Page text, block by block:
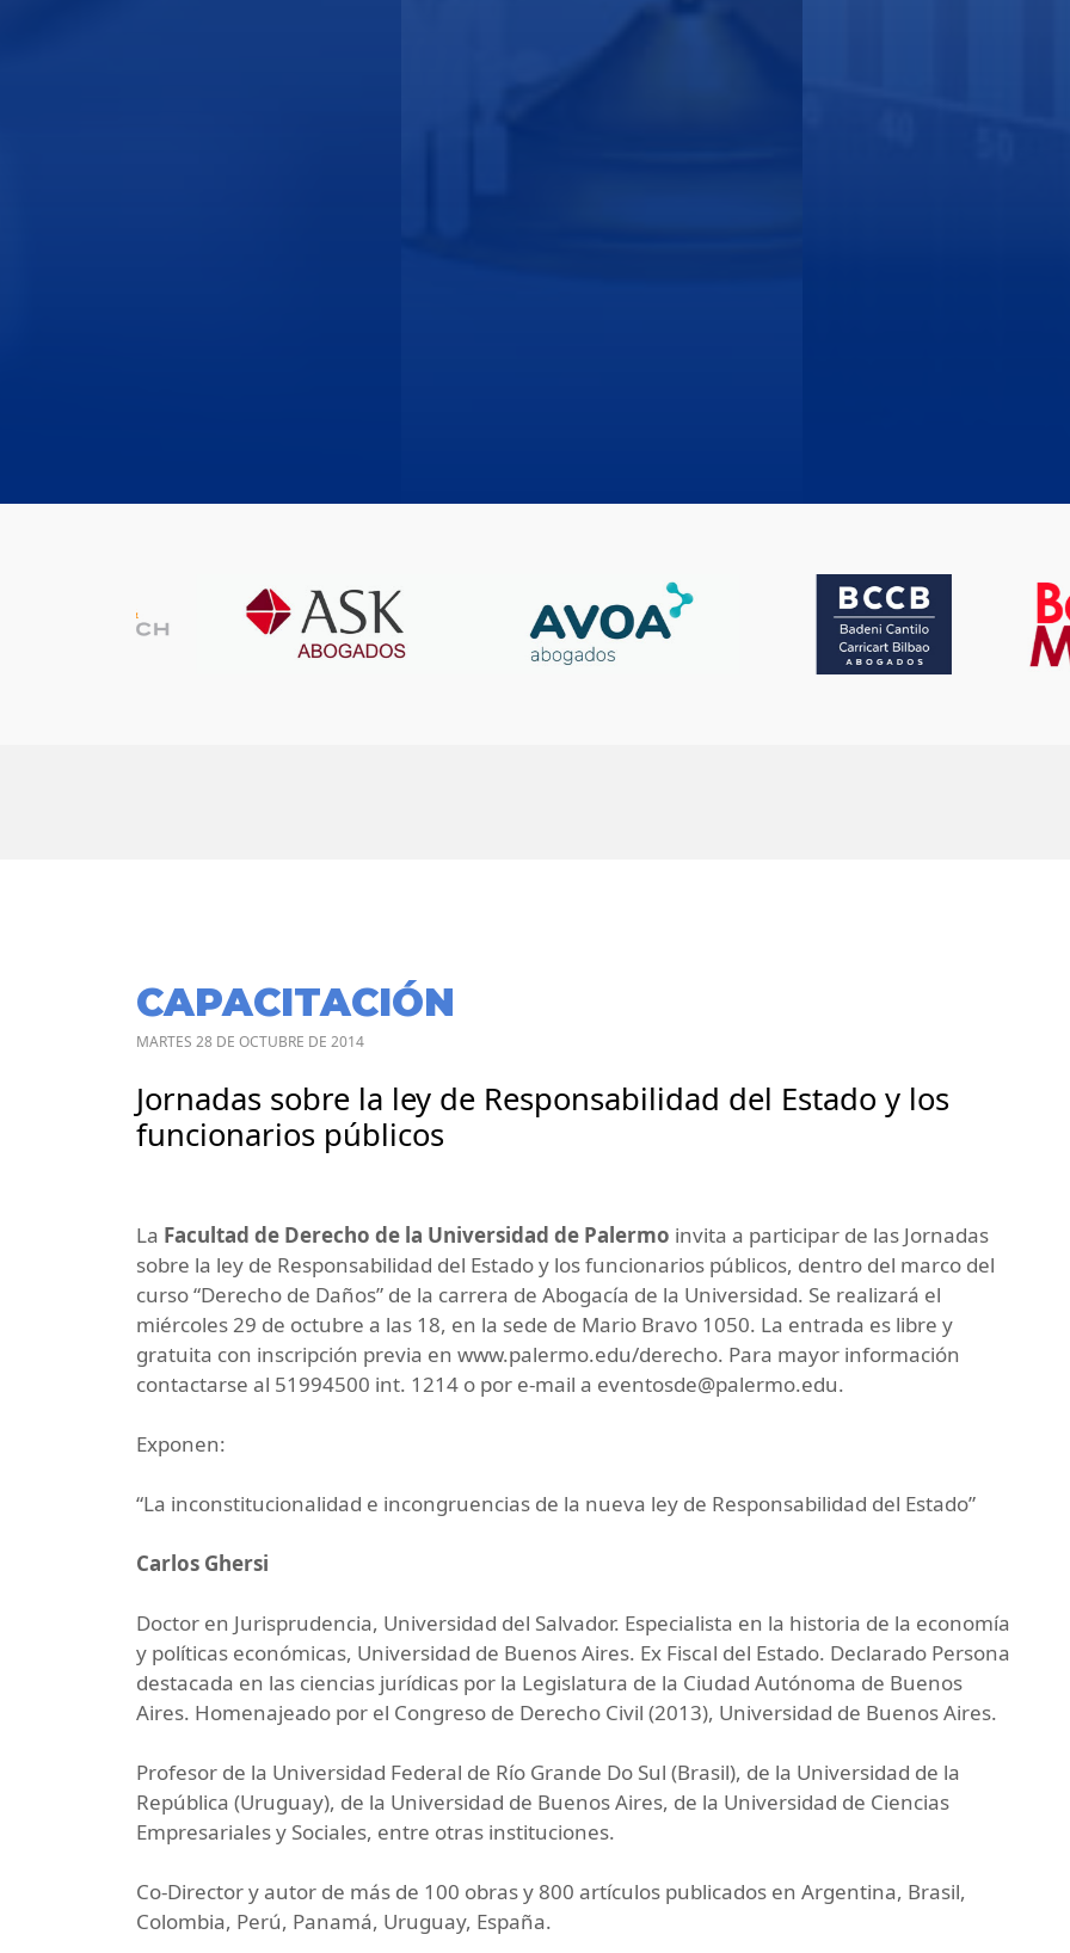
CAPACITACIÓN
MARTES 28 DE OCTUBRE DE 2014
Jornadas sobre la ley de Responsabilidad del Estado y los
funcionarios públicos
La Facultad de Derecho de la Universidad de Palermo invita a participar de las Jornadas
sobre la ley de Responsabilidad del Estado y los funcionarios públicos, dentro del marco del
curso “Derecho de Daños” de la carrera de Abogacía de la Universidad. Se realizará el
miércoles 29 de octubre a las 18, en la sede de Mario Bravo 1050. La entrada es libre y
gratuita con inscripción previa en www.palermo.edu/derecho. Para mayor información
contactarse al 51994500 int. 1214 o por e-mail a eventosde@palermo.edu.
Exponen:
“La inconstitucionalidad e incongruencias de la nueva ley de Responsabilidad del Estado”
Carlos Ghersi
Doctor en Jurisprudencia, Universidad del Salvador. Especialista en la historia de la economía
y políticas económicas, Universidad de Buenos Aires. Ex Fiscal del Estado. Declarado Persona
destacada en las ciencias jurídicas por la Legislatura de la Ciudad Autónoma de Buenos
Aires. Homenajeado por el Congreso de Derecho Civil (2013), Universidad de Buenos Aires.
Profesor de la Universidad Federal de Río Grande Do Sul (Brasil), de la Universidad de la
República (Uruguay), de la Universidad de Buenos Aires, de la Universidad de Ciencias
Empresariales y Sociales, entre otras instituciones.
Co-Director y autor de más de 100 obras y 800 artículos publicados en Argentina, Brasil,
Colombia, Perú, Panamá, Uruguay, España.